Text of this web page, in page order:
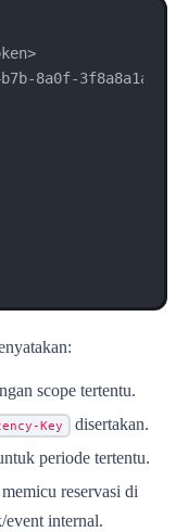
8a0f-
scope tertentu.
Key
disertakan.
periode tertentu.
reservasi di
event internal.